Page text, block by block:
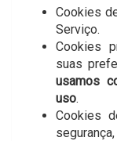
Cookies
Serviço.
Cookies
suas
usamos
uso.
Cookies